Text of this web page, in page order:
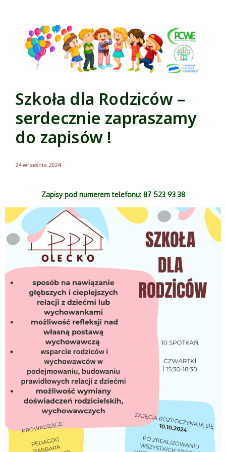
Szkoła dla Rodziców –
serdecznie zapraszamy
do zapisów !
24 września 2024
Zapisy pod numerem telefonu: 87 523 93 38